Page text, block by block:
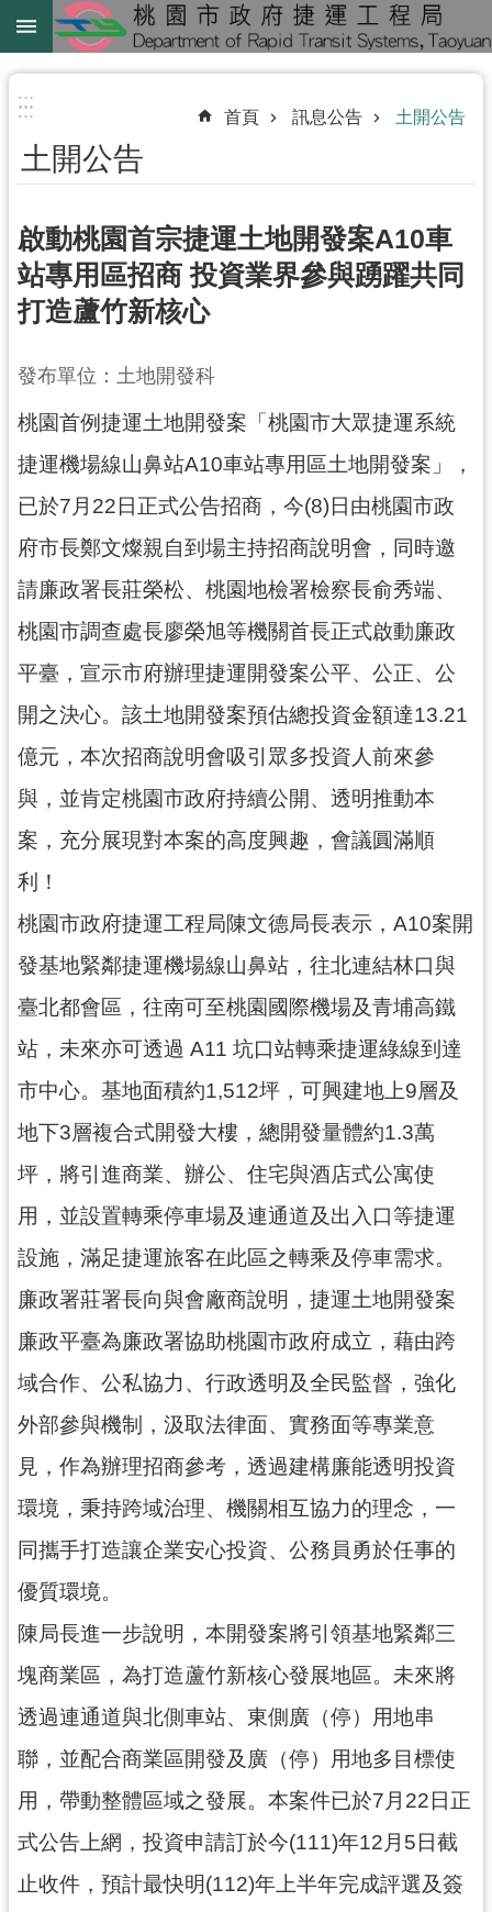
跳到主要內容區塊
綠
綠
延
中
鐵
路
地
化
進
階
尋
認
我
們
訊
公
告
業
資
訊
工
進
度
廉
平
臺
政
資
訊
公
開
機
關
通
訊
回
首
頁
站
導
覽
市
政
信
箱
:::
::: 首頁 訊息公告 土開公告
土開公告
啟動桃園首宗捷運土地開發案A10車
站專用區招商 投資業界參與踴躍共同
打造蘆竹新核心
發布單位：土地開發科
桃園首例捷運土地開發案「桃園市大眾捷運系統
捷運機場線山鼻站A10車站專用區土地開發案」，
已於7月22日正式公告招商，今(8)日由桃園市政
府市長鄭文燦親自到場主持招商說明會，同時邀
請廉政署長莊榮松、桃園地檢署檢察長俞秀端、
桃園市調查處長廖榮旭等機關首長正式啟動廉政
平臺，宣示市府辦理捷運開發案公平、公正、公
開之決心。該土地開發案預估總投資金額達13.21
億元，本次招商說明會吸引眾多投資人前來參
與，並肯定桃園市政府持續公開、透明推動本
案，充分展現對本案的高度興趣，會議圓滿順
利！
桃園市政府捷運工程局陳文德局長表示，A10案開
發基地緊鄰捷運機場線山鼻站，往北連結林口與
臺北都會區，往南可至桃園國際機場及青埔高鐵
站，未來亦可透過 A11 坑口站轉乘捷運綠線到達
市中心。基地面積約1,512坪，可興建地上9層及
地下3層複合式開發大樓，總開發量體約1.3萬
坪，將引進商業、辦公、住宅與酒店式公寓使
用，並設置轉乘停車場及連通道及出入口等捷運
設施，滿足捷運旅客在此區之轉乘及停車需求。
廉政署莊署長向與會廠商說明，捷運土地開發案
廉政平臺為廉政署協助桃園市政府成立，藉由跨
域合作、公私協力、行政透明及全民監督，強化
外部參與機制，汲取法律面、實務面等專業意
見，作為辦理招商參考，透過建構廉能透明投資
環境，秉持跨域治理、機關相互協力的理念，一
同攜手打造讓企業安心投資、公務員勇於任事的
優質環境。
陳局長進一步說明，本開發案將引領基地緊鄰三
塊商業區，為打造蘆竹新核心發展地區。未來將
透過連通道與北側車站、東側廣（停）用地串
聯，並配合商業區開發及廣（停）用地多目標使
用，帶動整體區域之發展。本案件已於7月22日正
式公告上網，投資申請訂於今(111)年12月5日截
止收件，預計最快明(112)年上半年完成評選及簽